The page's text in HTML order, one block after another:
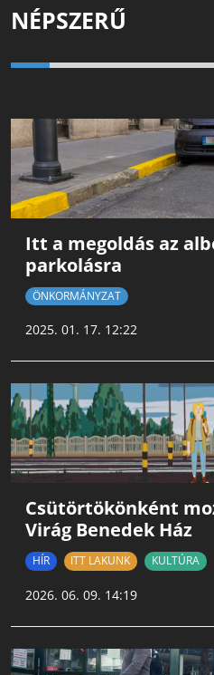
NÉPSZERŰ
Itt a megoldás az
parkolásra
ÖNKORMÁNYZAT
2025. 01. 17. 12:22
Csütörtökönként
Virág Benedek Ház
HÍR ITT LAKUNK KULTÚRA
2026. 06. 09. 14:19